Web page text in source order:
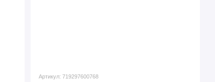
Артикул: 719297600768